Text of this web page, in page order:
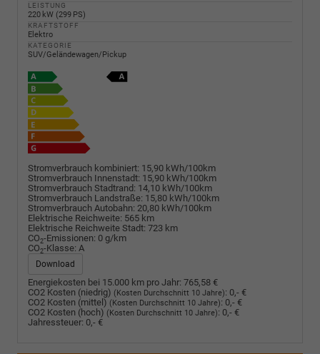
LEISTUNG
220 kW (299 PS)
KRAFTSTOFF
Elektro
KATEGORIE
SUV/Geländewagen/Pickup
Stromverbrauch kombiniert: 15,90 kWh/100km
Stromverbrauch Innenstadt: 15,90 kWh/100km
Stromverbrauch Stadtrand: 14,10 kWh/100km
Stromverbrauch Landstraße: 15,80 kWh/100km
Stromverbrauch Autobahn: 20,80 kWh/100km
Elektrische Reichweite: 565 km
Elektrische Reichweite Stadt: 723 km
CO2-Emissionen: 0 g/km
CO2-Klasse: A
Download
Energiekosten bei 15.000 km pro Jahr: 765,58 €
CO2 Kosten (niedrig) (Kosten Durchschnitt 10 Jahre): 0,- €
CO2 Kosten (mittel) (Kosten Durchschnitt 10 Jahre): 0,- €
CO2 Kosten (hoch) (Kosten Durchschnitt 10 Jahre): 0,- €
Jahressteuer: 0,- €